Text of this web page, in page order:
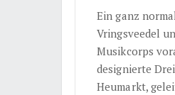
Ein ganz
Vringsveedel
Musikcorps
designierte
Heumarkt,